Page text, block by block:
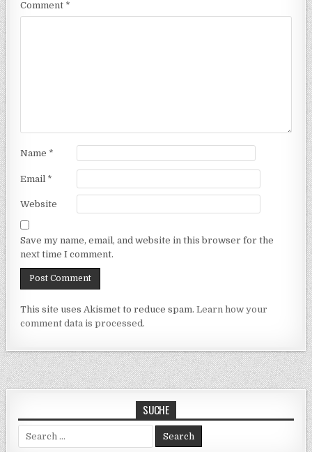
Comment *
Name *
Email *
Website
Save my name, email, and website in this browser for the
next time I comment.
This site uses Akismet to reduce spam.Learn how your
comment data is processed.
SUCHE
Search for: